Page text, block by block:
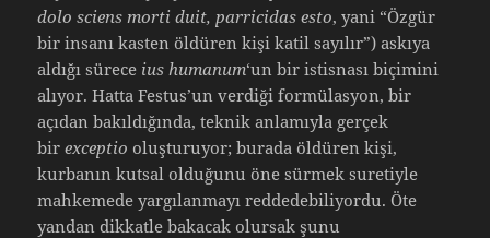
dolo sciens morti duit, parricidas esto, yani “Özgür
bir insanı kasten öldüren kişi katil sayılır”) askıya
aldığı sürece ius humanum‘un bir istisnası biçimini
alıyor. Hatta Festus’un verdiği formülasyon, bir
açıdan bakıldığında, teknik anlamıyla gerçek
birexceptio oluşturuyor; burada öldüren kişi,
kurbanın kutsal olduğunu öne sürmek suretiyle
mahkemede yargılanmayı reddedebiliyordu. Öte
yandan dikkatle bakacak olursak şunu